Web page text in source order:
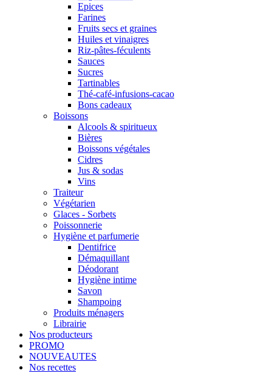
Epices
Farines
Fruits secs et graines
Huiles et vinaigres
Riz-pâtes-féculents
Sauces
Sucres
Tartinables
Thé-café-infusions-cacao
Bons cadeaux
Boissons
Alcools & spiritueux
Bières
Boissons végétales
Cidres
Jus & sodas
Vins
Traiteur
Végétarien
Glaces - Sorbets
Poissonnerie
Hygiène et parfumerie
Dentifrice
Démaquillant
Déodorant
Hygiène intime
Savon
Shampoing
Produits ménagers
Librairie
Nos producteurs
PROMO
NOUVEAUTES
Nos recettes